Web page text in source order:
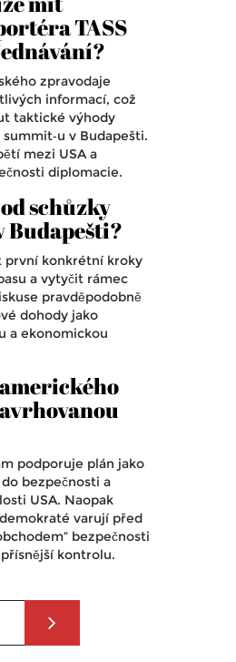
TASS
zpravodaje
informací, což
taktické výhody
v Budapešti.
mezi USA a
diplomacie.
schůzky
Budapešti?
první konkrétní kroky
a vytyčit rámec
pravděpodobně
dohody jako
a ekonomickou
podporuje plán jako
bezpečnosti a
USA. Naopak
varují před
bezpečnosti
kontrolu.